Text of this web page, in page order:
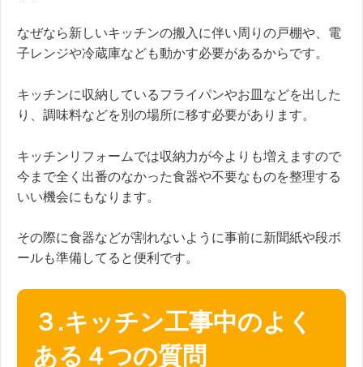
なぜなら新しいキッチンの搬入に伴い周りの戸棚や、電
子レンジや冷蔵庫なども動かす必要があるからです。
キッチンに収納しているフライパンやお皿などを出した
り、調味料などを別の場所に移す必要があります。
キッチンリフォームでは収納力が今よりも増えますので
今まで全く出番のなかった食器や不要なものを整理する
いい機会にもなります。
その際に食器などが割れないように事前に新聞紙や段ボ
ールも準備してると便利です。
３.キッチン工事中のよく
ある４つの質問